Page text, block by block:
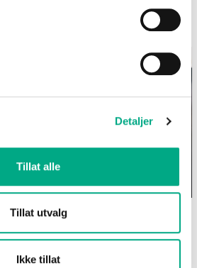
Detaljer
Tillat alle
Tillat utvalg
Ikke tillat
morsomme aktiviteter uten
Våre spisesteder
SE FLERE ARTIKLER